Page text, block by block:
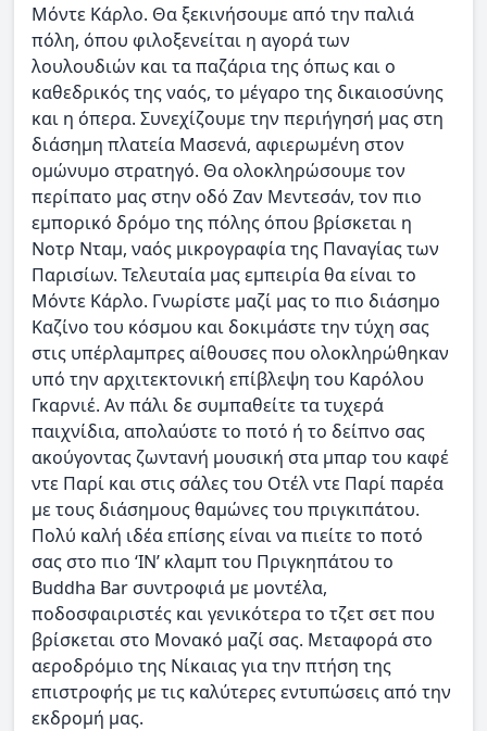
Μόντε Κάρλο. Θα ξεκινήσουμε από την παλιά
πόλη, όπου φιλοξενείται η αγορά των
λουλουδιών και τα παζάρια της όπως και ο
καθεδρικός της ναός, το μέγαρο της δικαιοσύνης
και η όπερα. Συνεχίζουμε την περιήγησή μας στη
διάσημη πλατεία Μασενά, αφιερωμένη στον
ομώνυμο στρατηγό. Θα ολοκληρώσουμε τον
περίπατο μας στην οδό Ζαν Μεντεσάν, τον πιο
εμπορικό δρόμο της πόλης όπου βρίσκεται η
Νοτρ Νταμ, ναός μικρογραφία της Παναγίας των
Παρισίων. Τελευταία μας εμπειρία θα είναι το
Μόντε Κάρλο. Γνωρίστε μαζί μας το πιο διάσημο
Καζίνο του κόσμου και δοκιμάστε την τύχη σας
στις υπέρλαμπρες αίθουσες που ολοκληρώθηκαν
υπό την αρχιτεκτονική επίβλεψη του Καρόλου
Γκαρνιέ. Αν πάλι δε συμπαθείτε τα τυχερά
παιχνίδια, απολαύστε το ποτό ή το δείπνο σας
ακούγοντας ζωντανή μουσική στα μπαρ του καφέ
ντε Παρί και στις σάλες του Οτέλ ντε Παρί παρέα
με τους διάσημους θαμώνες του πριγκιπάτου.
Πολύ καλή ιδέα επίσης είναι να πιείτε το ποτό
σας στο πιο ‘IN’ κλαμπ του Πριγκηπάτου το
Buddha Bar συντροφιά με μοντέλα,
ποδοσφαιριστές και γενικότερα το τζετ σετ που
βρίσκεται στο Μονακό μαζί σας. Μεταφορά στο
αεροδρόμιο της Νίκαιας για την πτήση της
επιστροφής με τις καλύτερες εντυπώσεις από την
εκδρομή μας.